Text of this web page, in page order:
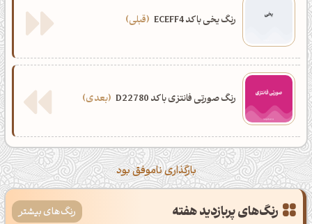
رنگ یخی با کد ECEFF4 قبلی
رنگ صورتی فانتزی با کد D22780 بعدی
بارگذاری ناموفق بود
رنگ‌های پربازدید هفته رنگ‌های بیشتر